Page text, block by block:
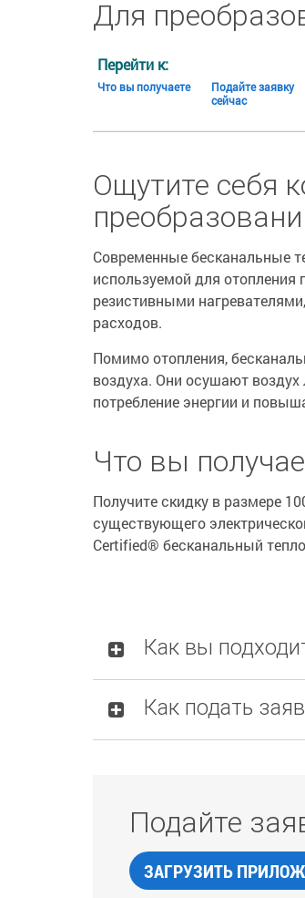
Для
Перейти к:
Что вы получаете
Подайте заявку
сейчас
Ощутите себя
Современные бесканальные
используемой для отопления
резистивными
расходов.
Помимо отопления,
воздуха. Они осушают
потребление энергии и
Что вы
Получите скидку в размере
существующего
Certified® бесканальный
Как вы
Как подать
Подайте
ЗАГРУЗИТЬ